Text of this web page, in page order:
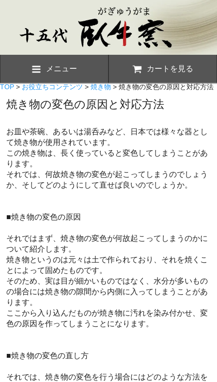
メニュー カートを見る
TOP > お役立ちコンテンツ > 焼き物 > 焼き物の変色の原因と対応方法
焼き物の変色の原因と対応方法
お皿や茶碗、あるいは湯呑みなど、日本では様々な器とし
て焼き物が使用されています。
この焼き物は、長く使っていると変色してしまうことがあ
ります。
それでは、何故焼き物の変色が起こってしまうのでしょう
か、そしてどのようにして直せば良いのでしょうか。
■焼き物の変色の原因
それではまず、焼き物の変色が何故起こってしまうのかに
ついて紹介します。
焼き物というのは元々は土で作られており、それを焼くこ
とによって固めたものです。
そのため、実は目が細かいものではなく、水分が多いもの
の場合には焼き物の隙間から内側に入ってしまうことがあ
ります。
ここから入り込んだものが焼き物に汚れを染み付かせ、変
色の原因を作ってしまうことになります。
■焼き物の変色の直し方
それでは、焼き物の変色を行う場合にはどのような方法を